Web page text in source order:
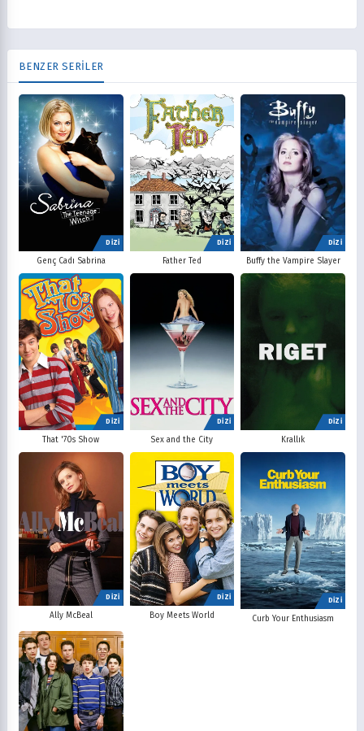
BENZER SERİLER
DİZİ
Genç Cadı Sabrina
DİZİ
Father Ted
DİZİ
Buffy the Vampire Slayer
DİZİ
That '70s Show
DİZİ
Sex and the City
DİZİ
Krallık
DİZİ
Ally McBeal
DİZİ
Boy Meets World
DİZİ
Curb Your Enthusiasm